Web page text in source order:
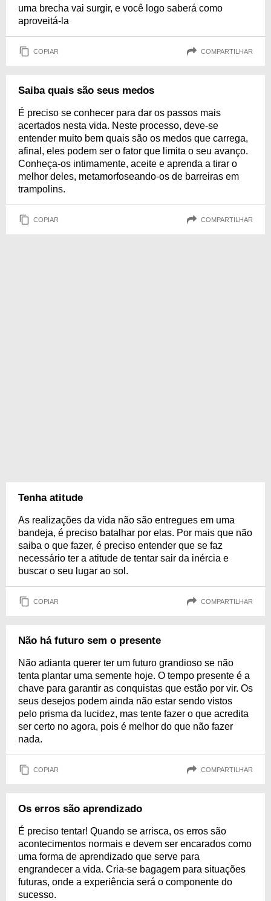
uma brecha vai surgir, e você logo saberá como
aproveitá-la
COPIAR COMPARTILHAR
Saiba quais são seus medos
É preciso se conhecer para dar os passos mais
acertados nesta vida. Neste processo, deve-se
entender muito bem quais são os medos que carrega,
afinal, eles podem ser o fator que limita o seu avanço.
Conheça-os intimamente, aceite e aprenda a tirar o
melhor deles, metamorfoseando-os de barreiras em
trampolins.
COPIAR COMPARTILHAR
Tenha atitude
As realizações da vida não são entregues em uma
bandeja, é preciso batalhar por elas. Por mais que não
saiba o que fazer, é preciso entender que se faz
necessário ter a atitude de tentar sair da inércia e
buscar o seu lugar ao sol.
COPIAR COMPARTILHAR
Não há futuro sem o presente
Não adianta querer ter um futuro grandioso se não
tenta plantar uma semente hoje. O tempo presente é a
chave para garantir as conquistas que estão por vir. Os
seus desejos podem ainda não estar sendo vistos
pelo prisma da lucidez, mas tente fazer o que acredita
ser certo no agora, pois é melhor do que não fazer
nada.
COPIAR COMPARTILHAR
Os erros são aprendizado
É preciso tentar! Quando se arrisca, os erros são
acontecimentos normais e devem ser encarados como
uma forma de aprendizado que serve para
engrandecer a vida. Cria-se bagagem para situações
futuras, onde a experiência será o componente do
sucesso.